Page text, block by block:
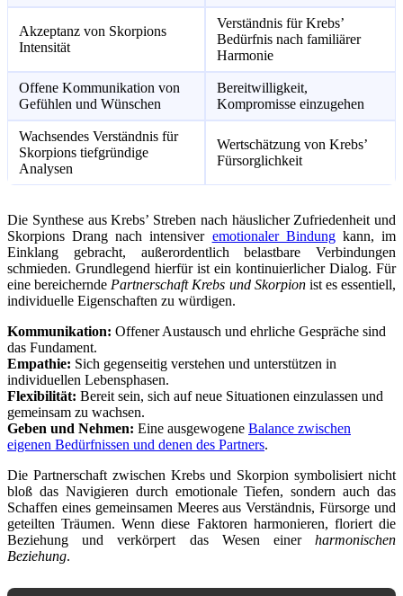
Akzeptanz von Skorpions
Intensität
Verständnis für Krebs’
Bedürfnis nach familiärer
Harmonie
Offene Kommunikation von
Gefühlen und Wünschen
Bereitwilligkeit,
Kompromisse einzugehen
Wachsendes Verständnis für
Skorpions tiefgründige
Analysen
Wertschätzung von Krebs’
Fürsorglichkeit
Die Synthese aus Krebs’ Streben nach häuslicher Zufriedenheit und
Skorpions Drang nach intensiver emotionaler Bindungkann, im
Einklang gebracht, außerordentlich belastbare Verbindungen
schmieden. Grundlegend hierfür ist ein kontinuierlicher Dialog. Für
eine bereichernde Partnerschaft Krebs und Skorpionist es essentiell,
individuelle Eigenschaften zu würdigen.
Kommunikation: Offener Austausch und ehrliche Gespräche sind
das Fundament.
Empathie: Sich gegenseitig verstehen und unterstützen in
individuellen Lebensphasen.
Flexibilität: Bereit sein, sich auf neue Situationen einzulassen und
gemeinsam zu wachsen.
Geben und Nehmen: Eine ausgewogene Balance zwischen
eigenen Bedürfnissen und denen des Partners.
Die Partnerschaft zwischen Krebs und Skorpion symbolisiert nicht
bloß das Navigieren durch emotionale Tiefen, sondern auch das
Schaffen eines gemeinsamen Meeres aus Verständnis, Fürsorge und
geteilten Träumen. Wenn diese Faktoren harmonieren, floriert die
Beziehung und verkörpert das Wesen einer harmonischen
Beziehung.